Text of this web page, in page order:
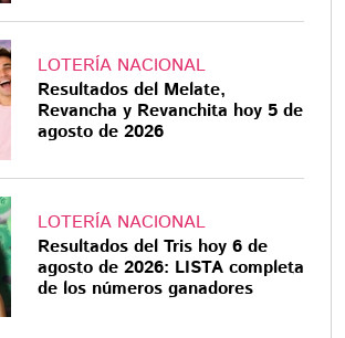
LOTERÍA NACIONAL
Resultados del Melate,
Revancha y Revanchita hoy 5 de
agosto de 2026
LOTERÍA NACIONAL
Resultados del Tris hoy 6 de
agosto de 2026: LISTA completa
de los números ganadores